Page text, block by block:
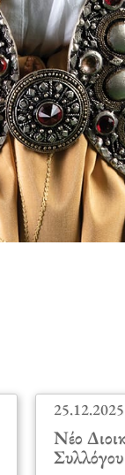
25.12.2025
Νέο
Συλλόγου